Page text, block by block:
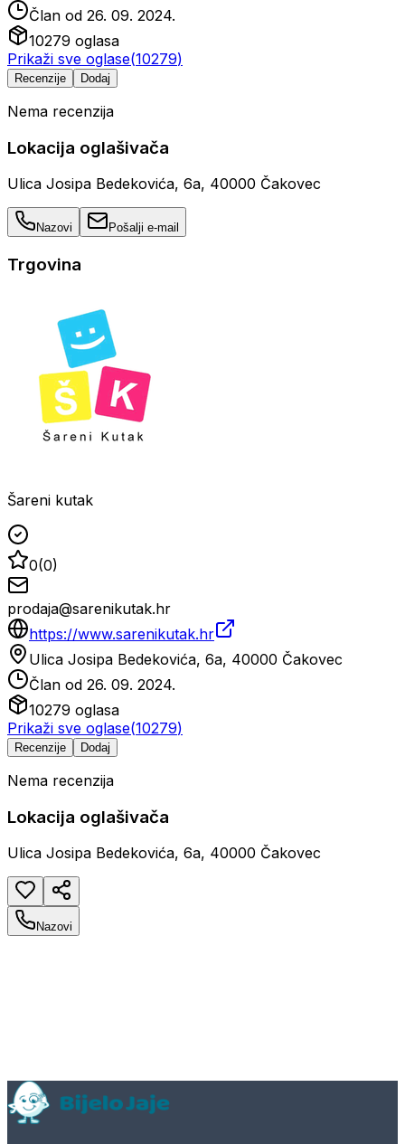
Član od 26. 09. 2024.
10279 oglasa
Prikaži sve oglase(10279)
Recenzije Dodaj
Nema recenzija
Lokacija oglašivača
Ulica Josipa Bedekovića, 6a, 40000 Čakovec
Nazovi Pošalji e-mail
Trgovina
Šareni kutak
0(0)
prodaja@sarenikutak.hr
https://www.sarenikutak.hr
Ulica Josipa Bedekovića, 6a, 40000 Čakovec
Član od 26. 09. 2024.
10279 oglasa
Prikaži sve oglase(10279)
Recenzije Dodaj
Nema recenzija
Lokacija oglašivača
Ulica Josipa Bedekovića, 6a, 40000 Čakovec
Nazovi